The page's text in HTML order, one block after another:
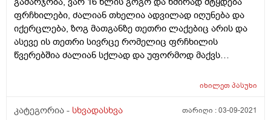
ფრჩხილები, ძალიან თხელია ადვილად იღუნება და
იქერცლება, ზოგ მათგანზე თეთრი ლაქებიც არის და
ასევე ის თეთრი სივრცე რომელიც ფრჩხილის
წვერებშია ძალიან სქლად და უფორმოდ მაქვს
ვდებ ხშირად მაგრამ შესამჩნევი შედეგი არ მაქვს;
გულებზე მცირედი კანის აქერცვლაც მაქვს ზოგჯერ.
იხილეთპასუხი
კატეგორია - სხვადასხვა თარიღი :03-09-2021